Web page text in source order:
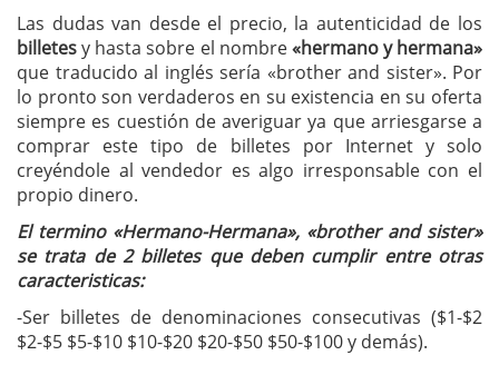
Las dudas van desde el precio, la autenticidad de los
billetesy hasta sobre el nombre«hermano y hermana»
que traducido al inglés sería «brother and sister». Por
lo pronto son verdaderos en su existencia en su oferta
siempre es cuestión de averiguar ya que arriesgarse a
comprar este tipo de billetes por Internet y solo
creyéndole al vendedor es algo irresponsable con el
propio dinero.
El termino «Hermano-Hermana», «brother and sister»
se trata de 2 billetes que deben cumplir entre otras
caracteristicas:
-Ser billetes de denominaciones consecutivas ($1-$2
$2-$5 $5-$10 $10-$20 $20-$50 $50-$100 y demás).